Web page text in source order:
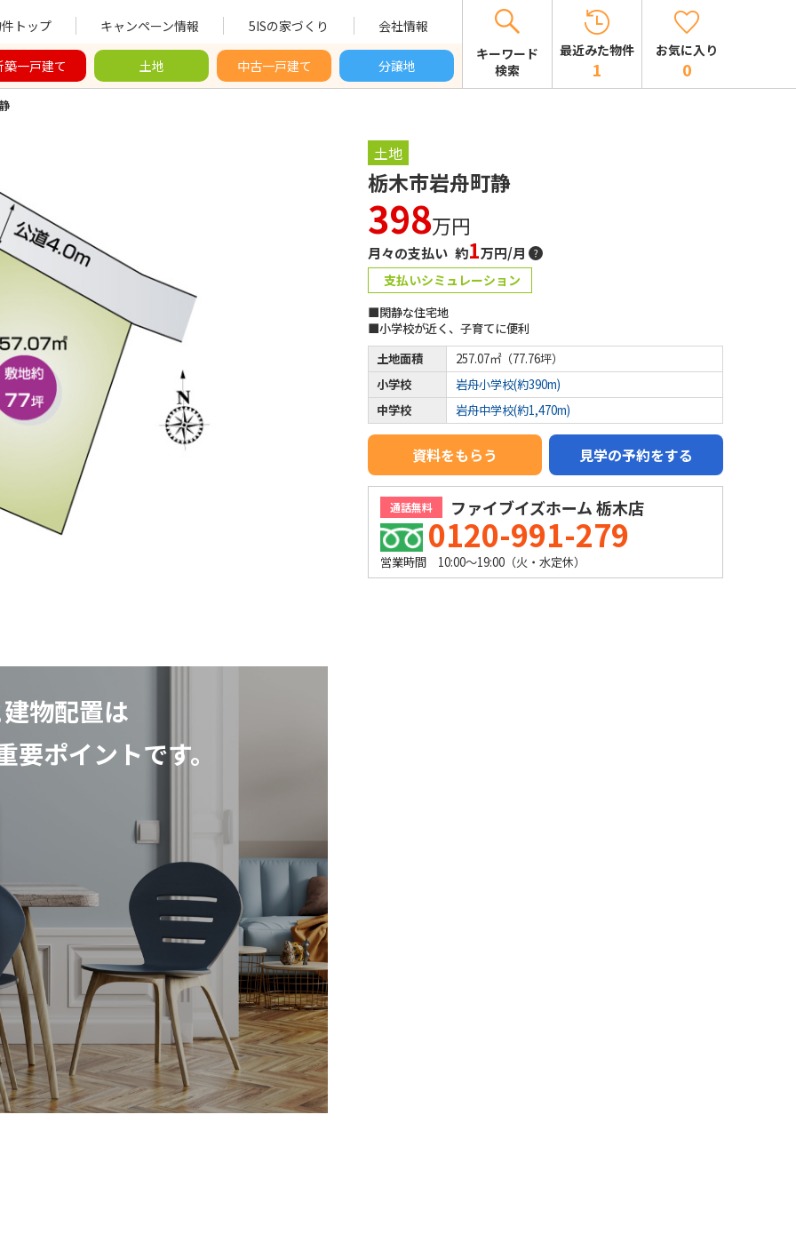
トップ キャンペーン情報 5ISの家づくり 会社情報
築一戸建て 土地 中古一戸建て 分譲地
キーワード
検索
最近みた物件
1
お気に入り
0
物配置は
ポイントです。
土地
栃木市岩舟町静
398万円
月々の支払い 約1万円/月
支払いシミュレーション
■閑静な住宅地
■小学校が近く、子育てに便利
土地面積
257.07㎡（77.76坪）
小学校
岩舟小学校(約390m)
中学校
岩舟中学校(約1,470m)
資料をもらう 見学の予約をする
通話無料 ファイブイズホーム 栃木店
0120-991-279
営業時間 10:00～19:00（火・水定休）